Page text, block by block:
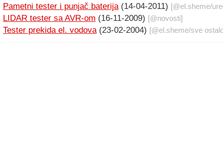
Pametni tester i punjač baterija(14-04-2011) [@el.sheme/
LIDAR tester sa AVR-om (16-11-2009) [@novosti]
Tester prekida el. vodova(23-02-2004) [@el.sheme/sve